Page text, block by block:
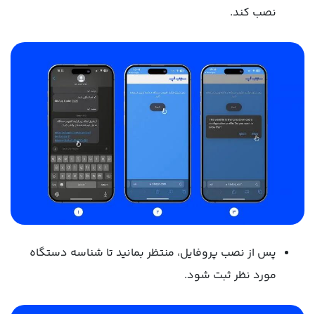
نصب کند.
پس از نصب پروفایل، منتظر بمانید تا شناسه دستگاه
مورد نظر ثبت شود.